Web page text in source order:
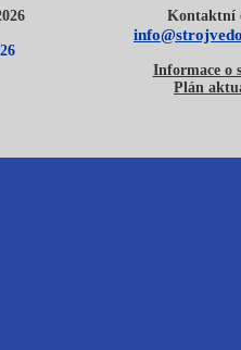
Kontaktní
Informace o
Plán